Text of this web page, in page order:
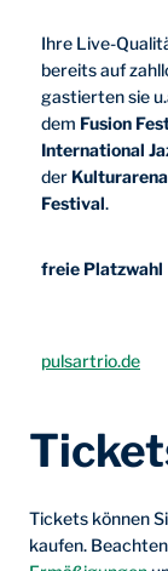
Ihre Live-
bereits auf
gastierten sie
dem Fusion
International
der
Festival.
freie Platzwahl
pulsartrio.de
Tickets können
kaufen.